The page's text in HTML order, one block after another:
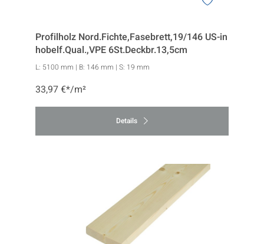
Profilholz Nord.Fichte,Fasebrett,19/146 US-in
hobelf.Qual.,VPE 6St.Deckbr.13,5cm
L: 5100 mm | B: 146 mm | S: 19 mm
33,97 €*/m²
Details